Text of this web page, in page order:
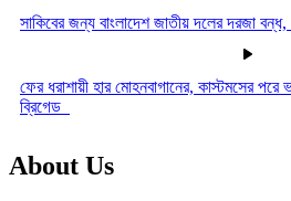
সাকিবের জন্য বাংলাদেশ জাতীয় দলের দরজা বন্ধ,
ফের ধরাশায়ী হার মোহনবাগানের, কাস্টমসের
ব্রিগেড
About Us